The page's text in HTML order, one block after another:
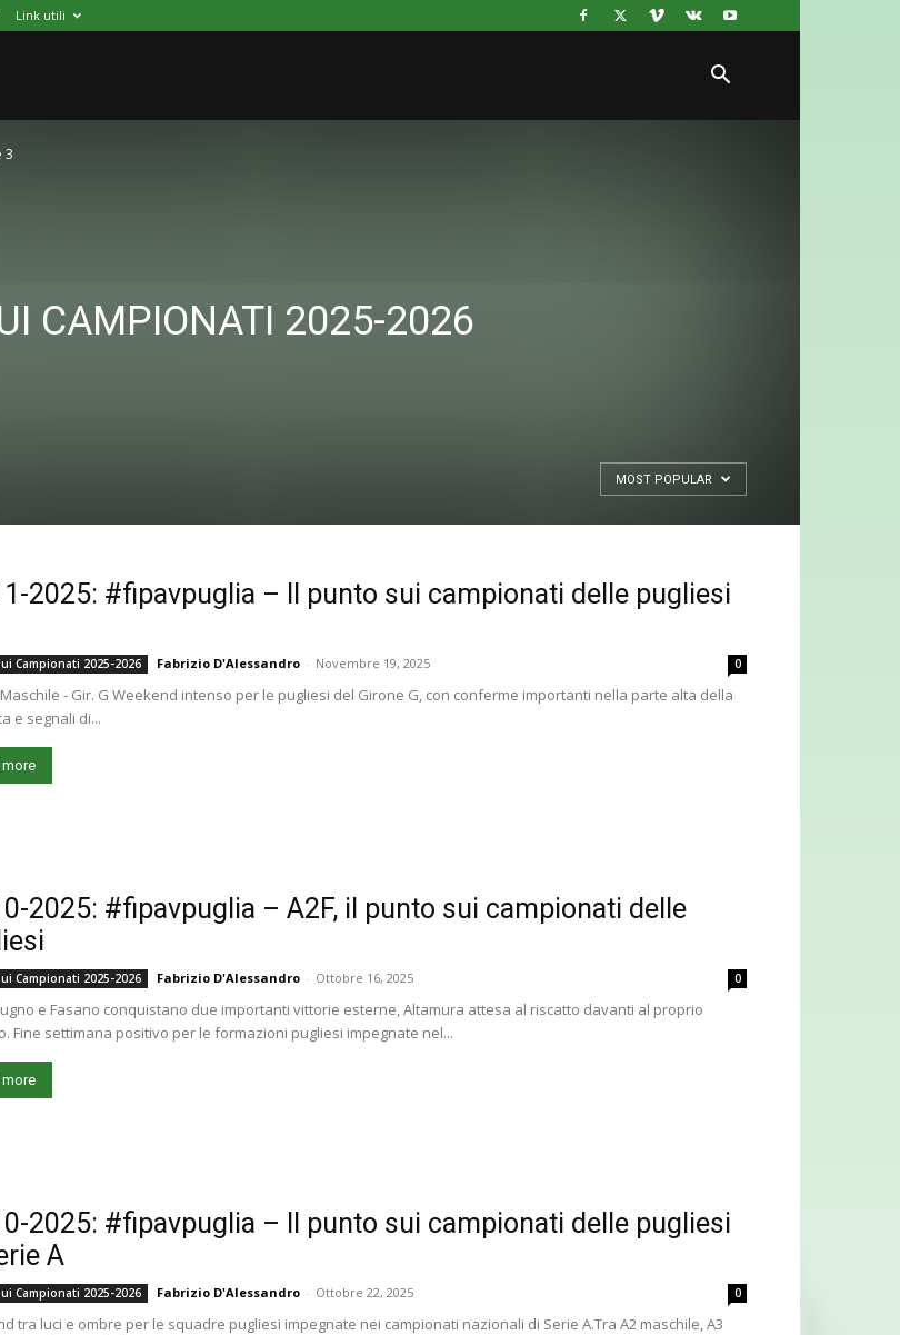
Link utili
3
CAMPIONATI 2025-2026
MOST POPULAR
2025: #fipavpuglia – Il punto sui campionati delle pugliesi
Campionati 2025-2026 Fabrizio D'Alessandro - Novembre 19, 2025 0
- Gir. G Weekend intenso per le pugliesi del Girone G, con conferme importanti nella parte alta della
e segnali di...
more
2025: #fipavpuglia – A2F, il punto sui campionati delle
Campionati 2025-2026 Fabrizio D'Alessandro - Ottobre 16, 2025 0
e Fasano conquistano due importanti vittorie esterne, Altamura attesa al riscatto davanti al proprio
Fine settimana positivo per le formazioni pugliesi impegnate nel...
more
2025: #fipavpuglia – Il punto sui campionati delle pugliesi
A
Campionati 2025-2026 Fabrizio D'Alessandro - Ottobre 22, 2025 0
tra luci e ombre per le squadre pugliesi impegnate nei campionati nazionali di Serie A.Tra A2 maschile, A3